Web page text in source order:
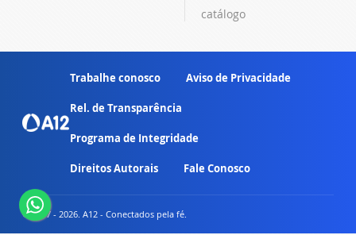
catálogo
Trabalhe conosco Aviso de Privacidade
Rel. de Transparência
Programa de Integridade
Direitos Autorais Fale Conosco
© 2007 - 2026. A12 - Conectados pela fé.